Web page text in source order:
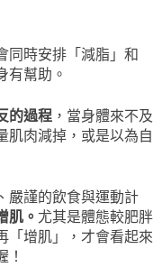
同時安排「減脂」和
有幫助。
的過程 ，當身體來不及
肌肉減掉，或是以為自
嚴謹的飲食與運動計
肌。 尤其是體態較肥胖
「增肌」，才會看起來